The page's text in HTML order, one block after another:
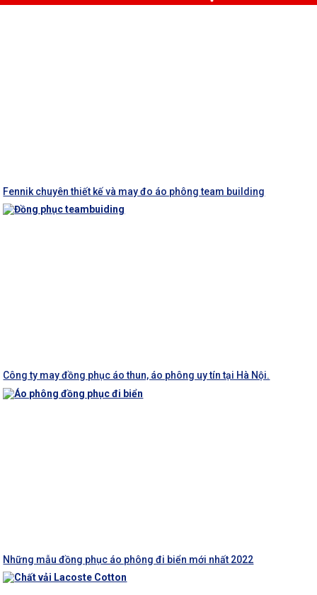
Fennik chuyên thiết kế và may đo áo phông team building
Công ty may đồng phục áo thun, áo phông uy tín tại Hà Nội.
Những mẫu đồng phục áo phông đi biển mới nhất 2022